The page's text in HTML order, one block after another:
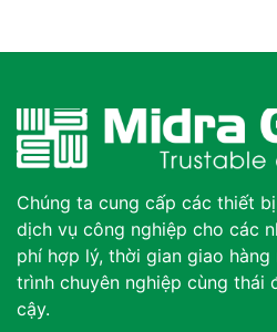
Chúng ta cung cấp các thiết
dịch vụ công nghiệp cho các
phí hợp lý, thời gian giao
trình chuyên nghiệp cùng thái
cậy.